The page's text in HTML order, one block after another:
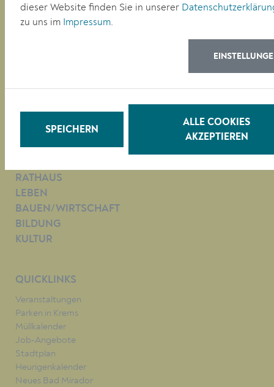
Tel. +43 (0)2732/801-0
Fax +43 (0)2732/801-90 269
RATHAUS
LEBEN
BAUEN/WIRTSCHAFT
BILDUNG
KULTUR
QUICKLINKS
Veranstaltungen
Parken in Krems
Müllkalender
Job-Angebote
Stadtplan
Heurigenkalender
Neues Bad Mirador
dieser Website finden Sie in unserer
zu uns im Impressum.
SPEICHERN
ALLE COOKIES
AKZEPTIEREN